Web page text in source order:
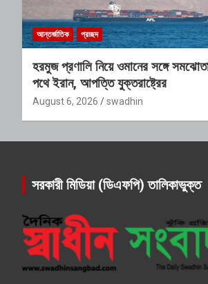
আন্তর্জাতিক প্রচ্ছদ
হরমুজ প্রণালি নিয়ে ওমানের সঙ্গে
পথে ইরান, আপত্তি যুক্তরাষ্ট্রের
August 6, 2026 swadhin
সরকারী মিডিয়া (ডিএফপি) তালিকাভুক্ত